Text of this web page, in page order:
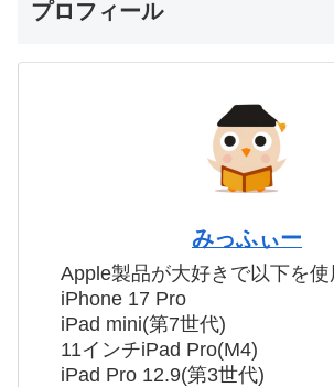
プロフィール
みっふぃー
Apple製品が大好きで以下を使
iPhone 17 Pro
iPad mini(第7世代)
11インチiPad Pro(M4)
iPad Pro 12.9(第3世代)